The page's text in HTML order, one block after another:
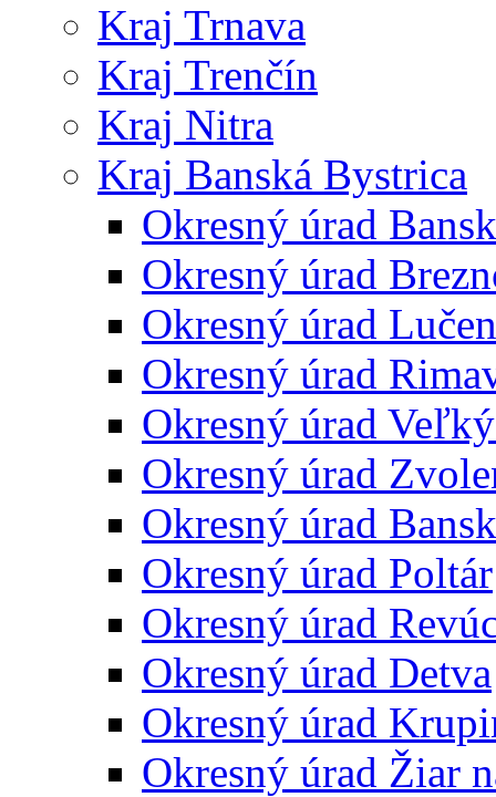
Kraj Trnava
Kraj Trenčín
Kraj Nitra
Kraj Banská Bystrica
Okresný úrad
Okresný úrad
Okresný úrad
Okresný úrad
Okresný úrad
Okresný úrad
Okresný úrad
Okresný úrad Poltár
Okresný úrad
Okresný úrad Detva
Okresný úrad
Okresný úrad Žiar